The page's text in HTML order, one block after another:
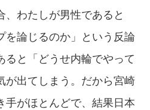
わたしが男性であると
を論じるのか」という反論
ると「どうせ内輪でやって
が出てしまう。だから宮崎
手がほとんどで、結果日本